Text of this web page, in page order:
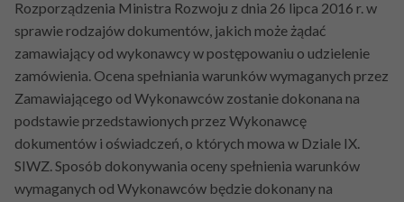
Rozporządzenia Ministra Rozwoju z dnia 26 lipca 2016 r. w
sprawie rodzajów dokumentów, jakich może żądać
zamawiający od wykonawcy w postępowaniu o udzielenie
zamówienia. Ocena spełniania warunków wymaganych przez
Zamawiającego od Wykonawców zostanie dokonana na
podstawie przedstawionych przez Wykonawcę
dokumentów i oświadczeń, o których mowa w Dziale IX.
SIWZ. Sposób dokonywania oceny spełnienia warunków
wymaganych od Wykonawców będzie dokonany na